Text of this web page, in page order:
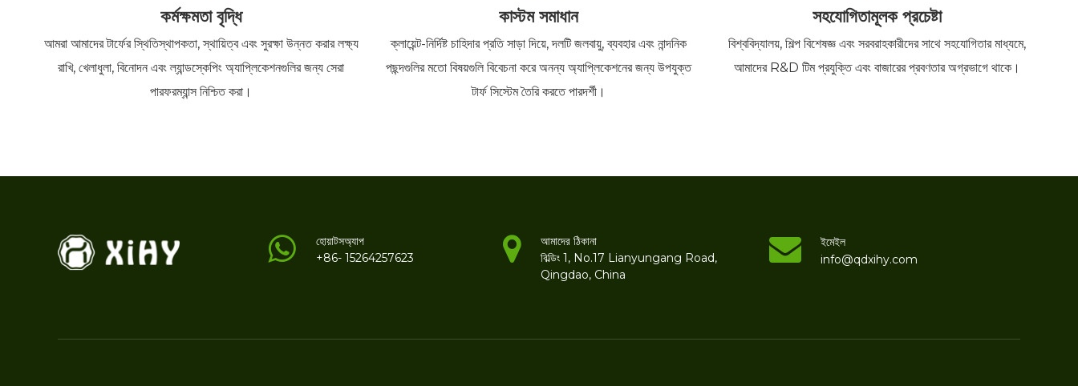
কর্মক্ষমতা বৃদ্ধি
আমরা আমাদের টার্ফের স্থিতিস্থাপকতা, স্থায়িত্ব এবং সুরক্ষা উন্নত করার লক্ষ্য
রাখি, খেলাধুলা, বিনোদন এবং ল্যান্ডস্কেপিং অ্যাপ্লিকেশনগুলির জন্য সেরা
পারফরম্যান্স নিশ্চিত করা।
কাস্টম সমাধান
ক্লায়েন্ট-নির্দিষ্ট চাহিদার প্রতি সাড়া দিয়ে, দলটি জলবায়ু, ব্যবহার এবং নান্দনিক
পছন্দগুলির মতো বিষয়গুলি বিবেচনা করে অনন্য অ্যাপ্লিকেশনের জন্য উপযুক্ত
টার্ফ সিস্টেম তৈরি করতে পারদর্শী।
সহযোগিতামূলক প্রচেষ্টা
বিশ্ববিদ্যালয়, শিল্প বিশেষজ্ঞ এবং সরবরাহকারীদের সাথে সহযোগিতার মাধ্যমে,
আমাদের R&D টিম প্রযুক্তি এবং বাজারের প্রবণতার অগ্রভাগে থাকে।
হোয়াটসঅ্যাপ
+86- 15264257623
আমাদের ঠিকানা
বিল্ডিং 1, No.17 Lianyungang Road,
Qingdao, China
ইমেইল
info@qdxihy.com